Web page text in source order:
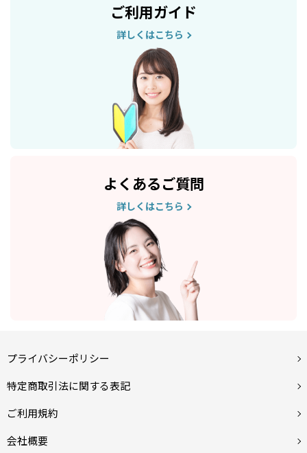
ご利用ガイド
詳しくはこちら
よくあるご質問
詳しくはこちら
プライバシーポリシー
特定商取引法に関する表記
ご利用規約
会社概要